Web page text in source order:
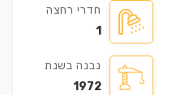
חדרי רחצה
1
נבנה בשנת
1972